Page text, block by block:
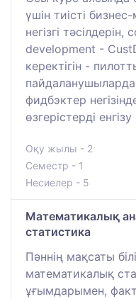
үшін тиісті
негізгі
development -
керектігін -
фидбэктер
өзгерістерді
Оқу жылы - 2
Семестр - 1
Несиелер - 5
Математикалық
статистика
Пәннің мақсаты
математикалық
ұғымдарымен,